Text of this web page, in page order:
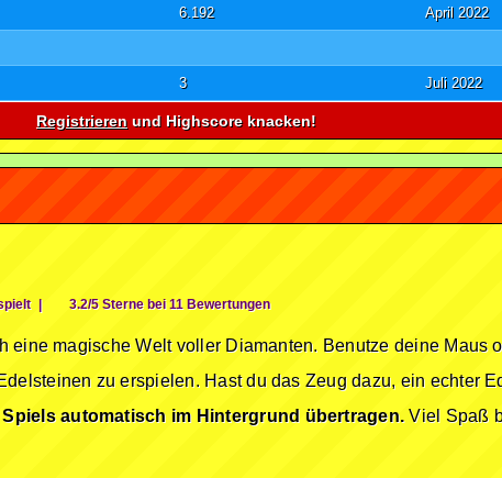
6.192 April 2022
3 Juli 2022
Registrieren und Highscore knacken!
| 3.2/5 Sterne bei 11 Bewertungen
eine magische Welt voller Diamanten. Benutze deine Maus
zu erspielen. Hast du das Zeug dazu, ein echter
automatisch im Hintergrund übertragen. Viel Spaß